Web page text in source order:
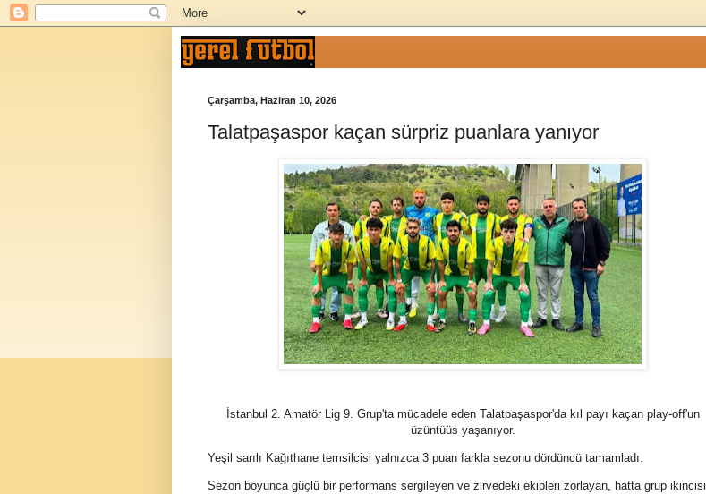
Çarşamba, Haziran 10, 2026
Talatpaşaspor kaçan sürpriz puanlara yanıyor
İstanbul 2. Amatör Lig 9. Grup'ta mücadele eden Talatpaşaspor'da kıl payı kaçan play-off'un
üzüntüüs yaşanıyor.
Yeşil sarılı Kağıthane temsilcisi yalnızca 3 puan farkla sezonu dördüncü tamamladı.
Sezon boyunca güçlü bir performans sergileyen ve zirvedeki ekipleri zorlayan, hatta grup ikincisi